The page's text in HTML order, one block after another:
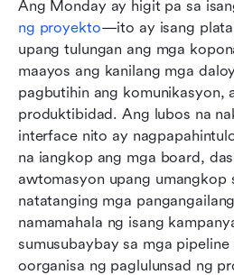
Ang Monday ay higit pa sa
ng proyekto—ito ay isang
upang tulungan ang mga
maayos ang kanilang mga
pagbutihin ang komunikasyon,
produktibidad. Ang lubos na
interface nito ay
na iangkop ang mga board,
awtomasyon upang umangkop
natatanging mga
namamahala ng isang
sumusubaybay sa mga
oorganisa ng paglulunsad ng